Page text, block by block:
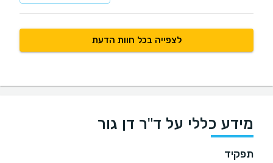
לצפייה בכל חוות הדעת
מידע כללי על ד"ר דן גור
תפקיד